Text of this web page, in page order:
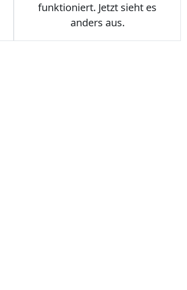
funktioniert. Jetzt sieht es
anders aus.